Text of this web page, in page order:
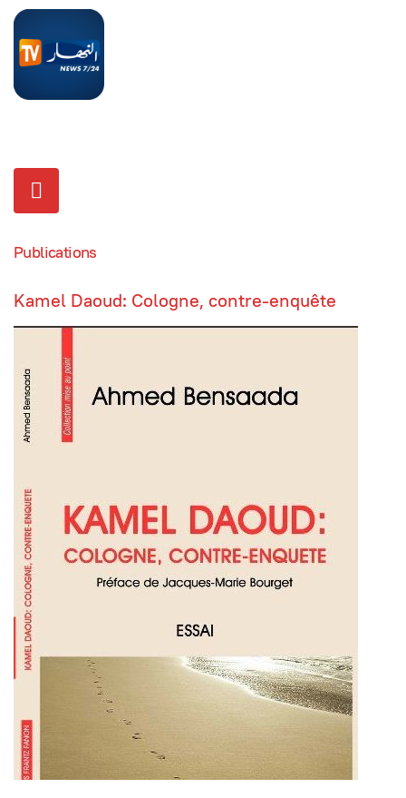
Publications
Kamel Daoud: Cologne, contre-enquête